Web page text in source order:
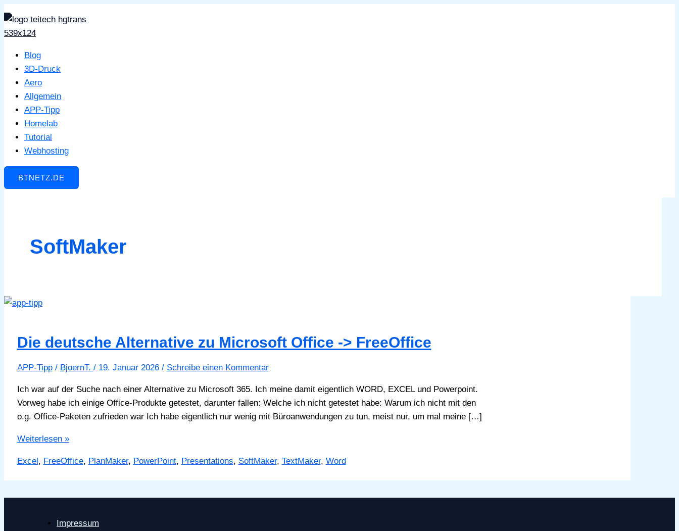
Zum
Inhalt
springen
Blog
3D-Druck
Aero
Allgemein
APP-Tipp
Homelab
Tutorial
Webhosting
BTNETZ.DE
SoftMaker
Die deutsche Alternative zu Microsoft Office -> FreeOffice
APP-Tipp/ BjoernT. / 19. Januar 2026 / Schreibe einen Kommentar
Ich war auf der Suche nach einer Alternative zu Microsoft 365. Ich meine damit eigentlich WORD, EXCEL und Powerpoint.
Vorweg habe ich einige Office-Produkte getestet, darunter fallen: Welche ich nicht getestet habe: Warum ich nicht mit den
o.g. Office-Paketen zufrieden war Ich habe eigentlich nur wenig mit Büroanwendungen zu tun, meist nur, um mal meine […]
Die
Alternative
zu
Weiterlesen »
Excel, FreeOffice, PlanMaker, PowerPoint, Presentations, SoftMaker, TextMaker, Word
Impressum